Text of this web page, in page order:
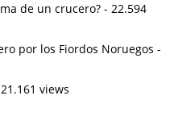
de un crucero? - 22.594
por los Fiordos Noruegos -
views